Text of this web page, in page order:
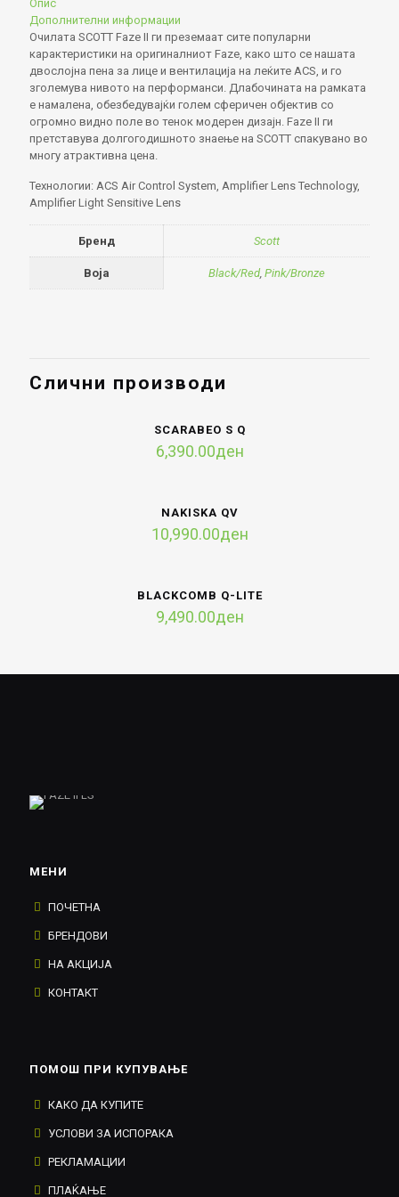
Опис
Дополнителни информации
Очилата SCOTT Faze II ги преземаат сите популарни
карактеристики на оригиналниот Faze, како што се нашата
двослојна пена за лице и вентилација на леќите ACS, и го
зголемува нивото на перформанси. Длабочината на рамката
е намалена, обезбедувајќи голем сферичен објектив со
огромно видно поле во тенок модерен дизајн. Faze II ги
претставува долгогодишното знаење на SCOTT спакувано во
многу атрактивна цена.
Технологии: ACS Air Control System, Amplifier Lens Technology,
Amplifier Light Sensitive Lens
Бренд Scott
Boja Black/Red, Pink/Bronze
Слични производи
SCARABEO S Q
6,390.00ден
NAKISKA QV
10,990.00ден
BLACKCOMB Q-LITE
9,490.00ден
МЕНИ
ПОЧЕТНА
БРЕНДОВИ
НА АКЦИЈА
КОНТАКТ
ПОМОШ ПРИ КУПУВАЊЕ
КАКО ДА КУПИТЕ
УСЛОВИ ЗА ИСПОРАКА
РЕКЛАМАЦИИ
ПЛАЌАЊЕ